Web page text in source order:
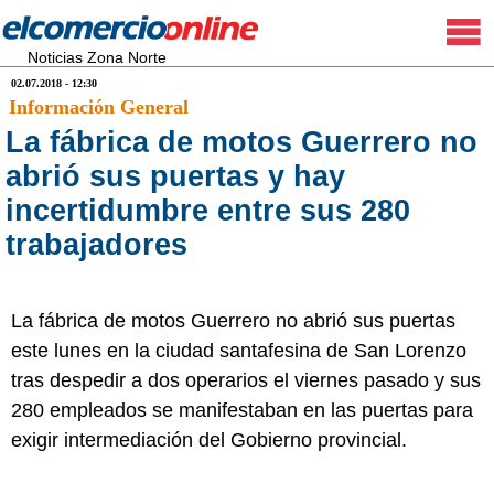
Noticias Zona Norte
02.07.2018 - 12:30
Información General
La fábrica de motos Guerrero no
abrió sus puertas y hay
incertidumbre entre sus 280
trabajadores
La fábrica de motos Guerrero no abrió sus puertas
este lunes en la ciudad santafesina de San Lorenzo
tras despedir a dos operarios el viernes pasado y sus
280 empleados se manifestaban en las puertas para
exigir intermediación del Gobierno provincial.